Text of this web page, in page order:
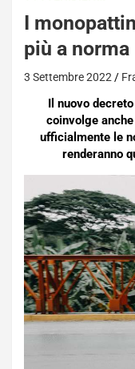
I
più a norma
3 Settembre 2022
Il nuovo
coinvolge
ufficialmente le
renderanno